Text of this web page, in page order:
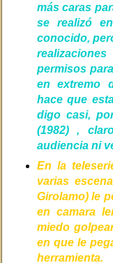
más caras
se realizó
conocido,
permisos
en extremo
hace que
digo casi,
(1982) ,
audiencia ni
En la
varias
Girolamo) le
en camara
miedo
en que le
herramienta.